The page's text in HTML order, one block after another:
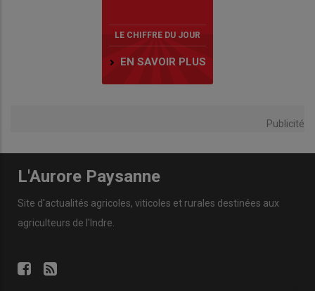
LE CHIFFRE DU JOUR
EN SAVOIR PLUS
Publicité
L'Aurore Paysanne
Site d'actualités agricoles, viticoles et rurales destinées aux
agriculteurs de l'Indre.